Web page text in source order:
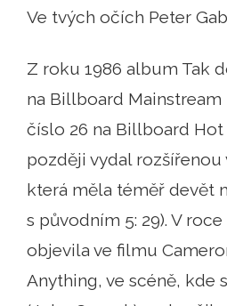
Ve tvých očích Peter
Z roku 1986 album Tak
na Billboard Mainstream
číslo 26 na Billboard Hot
později vydal rozšířenou
která měla téměř devět
s původním 5: 29). V
objevila ve filmu
Anything, ve scéně, kde